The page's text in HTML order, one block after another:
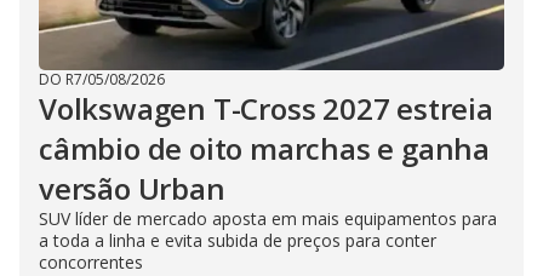
DO R7/05/08/2026
Volkswagen T-Cross 2027 estreia
câmbio de oito marchas e ganha
versão Urban
SUV líder de mercado aposta em mais equipamentos para
a toda a linha e evita subida de preços para conter
concorrentes